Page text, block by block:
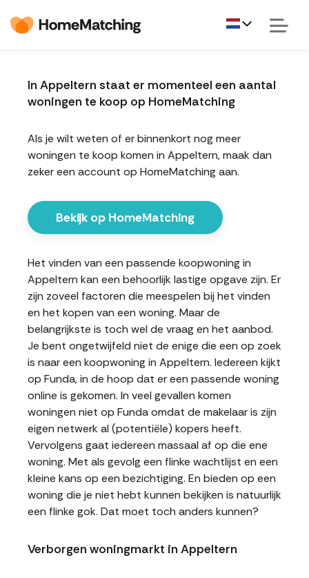
In Appeltern staat er momenteel een aantal
woningen te koop op HomeMatching
Als je wilt weten of er binnenkort nog meer
woningen te koop komen in Appeltern, maak dan
zeker een account op HomeMatching aan.
Bekijk op HomeMatching
Het vinden van een passende koopwoning in
Appeltern kan een behoorlijk lastige opgave zijn. Er
zijn zoveel factoren die meespelen bij het vinden
en het kopen van een woning. Maar de
belangrijkste is toch wel de vraag en het aanbod.
Je bent ongetwijfeld niet de enige die een op zoek
is naar een koopwoning in Appeltern. Iedereen kijkt
op Funda, in de hoop dat er een passende woning
online is gekomen. In veel gevallen komen
woningen niet op Funda omdat de makelaar is zijn
eigen netwerk al (potentiële) kopers heeft.
Vervolgens gaat iedereen massaal af op die ene
woning. Met als gevolg een flinke wachtlijst en een
kleine kans op een bezichtiging. En bieden op een
woning die je niet hebt kunnen bekijken is natuurlijk
een flinke gok. Dat moet toch anders kunnen?
Verborgen woningmarkt in Appeltern